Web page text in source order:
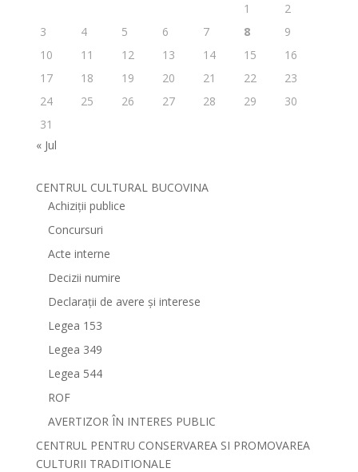
1
2
3
4 5 6 7 8
9
10
11 12 13 14 15
16
17
18 19 20 21 22
23
24
25 26 27 28 29
30
31
« Jul
CENTRUL CULTURAL BUCOVINA
Achiziții publice
Concursuri
Acte interne
Decizii numire
Declarații de avere și interese
Legea 153
Legea 349
Legea 544
ROF
AVERTIZOR ÎN INTERES PUBLIC
CENTRUL PENTRU CONSERVAREA SI PROMOVAREA
CULTURII TRADITIONALE